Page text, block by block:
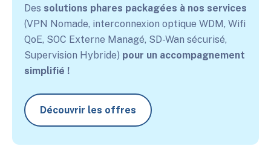
Des solutions phares packagées à nos services
(VPN Nomade, interconnexion optique WDM, Wifi
QoE, SOC Externe Managé, SD-Wan sécurisé,
Supervision Hybride) pour un accompagnement
simplifié​ !
Découvrir les offres